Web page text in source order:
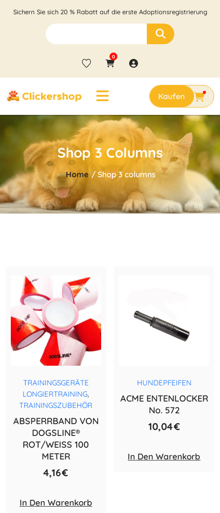
Sichern Sie sich 20 % Rabatt auf die erste Adoptionsregistrierung
0
Shop 3 Columns
Home / Shop 3 columns
TRAININGSGERÄTE
LONGIERTRAINING,
TRAININGSZUBEHÖR
ABSPERRBAND VON
DOGSLINE®
ROT/WEISS 100
METER
4,16€
In Den Warenkorb
HUNDEPFEIFEN
ACME ENTENLOCKER
No. 572
10,04€
In Den Warenkorb